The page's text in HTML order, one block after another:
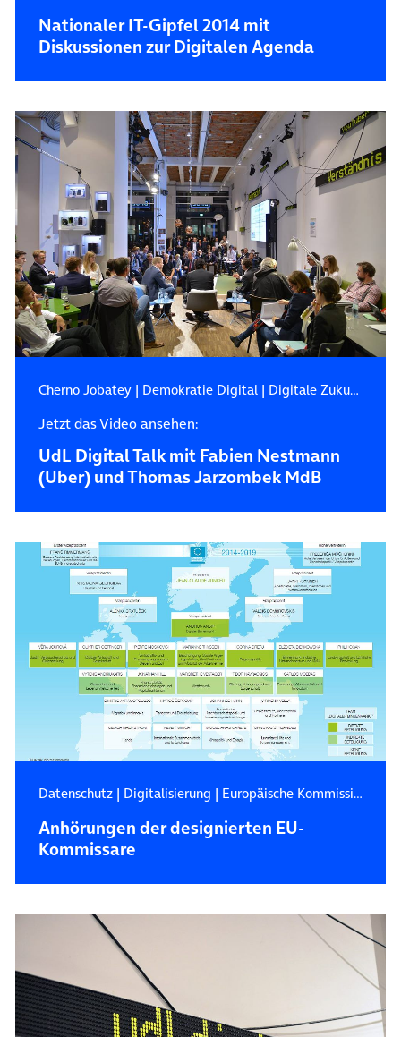
Nationaler IT-Gipfel 2014 mit
Diskussionen zur Digitalen Agenda
Cherno Jobatey| Demokratie Digital| Digitale Zukunft
Jetzt das Video ansehen:
UdL Digital Talk mit Fabien Nestmann
(Uber) und Thomas Jarzombek MdB
Datenschutz| Digitalisierung | Europäische Kommission
Anhörungen der designierten EU-
Kommissare